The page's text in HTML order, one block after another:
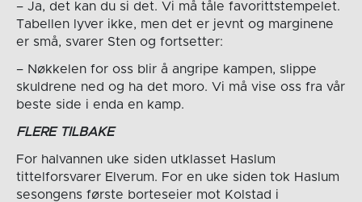
– Ja, det kan du si det. Vi må tåle favorittstempelet.
Tabellen lyver ikke, men det er jevnt og marginene
er små, svarer Sten og fortsetter:
– Nøkkelen for oss blir å angripe kampen, slippe
skuldrene ned og ha det moro. Vi må vise oss fra vår
beste side i enda en kamp.
FLERE TILBAKE
For halvannen uke siden utklasset Haslum
tittelforsvarer Elverum. For en uke siden tok Haslum
sesongens første borteseier mot Kolstad i